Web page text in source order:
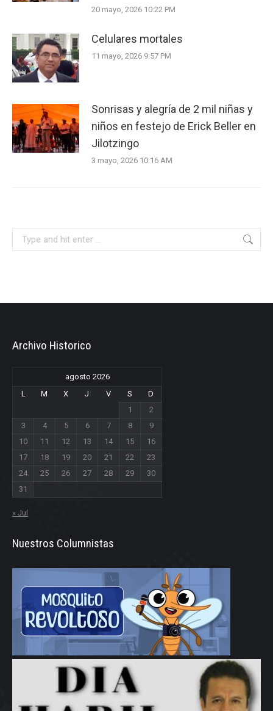
20 mayo, 2026 10:22 PM
Celulares mortales
11 mayo, 2026 9:57 PM
Sonrisas y alegría de 2 mil niñas y
niños en festejo de Erick Beller en
Jilotzingo
3 mayo, 2026 10:16 AM
Archivo Historico
agosto 2026
L
M X J V S
D
1
2
3
4 5 6 7 8
9
10
11 12 13 14 15
16
17
18 19 20 21 22
23
24
25 26 27 28 29
30
31
« Jul
Nuestros Columnistas